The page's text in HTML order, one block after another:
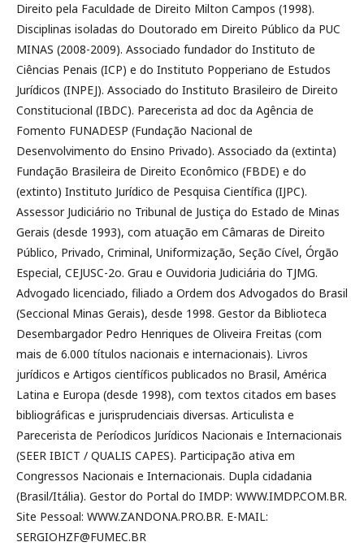
Direito pela Faculdade de Direito Milton Campos (1998).
Disciplinas isoladas do Doutorado em Direito Público da PUC
MINAS (2008-2009). Associado fundador do Instituto de
Ciências Penais (ICP) e do Instituto Popperiano de Estudos
Jurídicos (INPEJ). Associado do Instituto Brasileiro de Direito
Constitucional (IBDC). Parecerista ad doc da Agência de
Fomento FUNADESP (Fundação Nacional de
Desenvolvimento do Ensino Privado). Associado da (extinta)
Fundação Brasileira de Direito Econômico (FBDE) e do
(extinto) Instituto Jurídico de Pesquisa Científica (IJPC).
Assessor Judiciário no Tribunal de Justiça do Estado de Minas
Gerais (desde 1993), com atuação em Câmaras de Direito
Público, Privado, Criminal, Uniformização, Seção Cível, Órgão
Especial, CEJUSC-2o. Grau e Ouvidoria Judiciária do TJMG.
Advogado licenciado, filiado a Ordem dos Advogados do Brasil
(Seccional Minas Gerais), desde 1998. Gestor da Biblioteca
Desembargador Pedro Henriques de Oliveira Freitas (com
mais de 6.000 títulos nacionais e internacionais). Livros
jurídicos e Artigos científicos publicados no Brasil, América
Latina e Europa (desde 1998), com textos citados em bases
bibliográficas e jurisprudenciais diversas. Articulista e
Parecerista de Períodicos Jurídicos Nacionais e Internacionais
(SEER IBICT / QUALIS CAPES). Participação ativa em
Congressos Nacionais e Internacionais. Dupla cidadania
(Brasil/Itália). Gestor do Portal do IMDP: WWW.IMDP.COM.BR.
Site Pessoal: WWW.ZANDONA.PRO.BR. E-MAIL:
SERGIOHZF@FUMEC.BR